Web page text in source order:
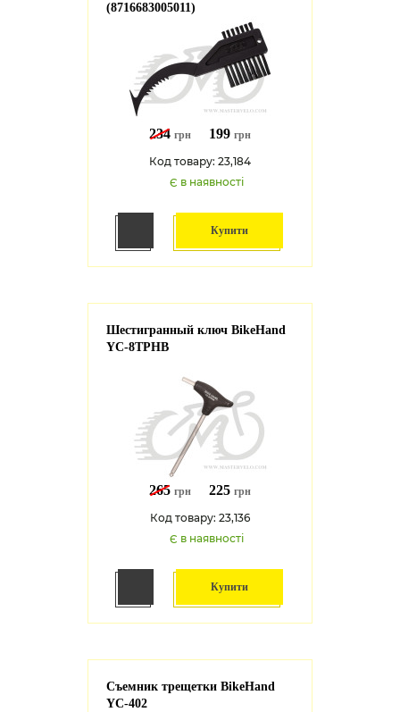
(8716683005011)
234 грн 199 грн
Код товару: 23,184
Є в наявності
Купити
Шестигранный ключ BikeHand
YC-8TPHB
265 грн 225 грн
Код товару: 23,136
Є в наявності
Купити
Съемник трещетки BikeHand
YC-402